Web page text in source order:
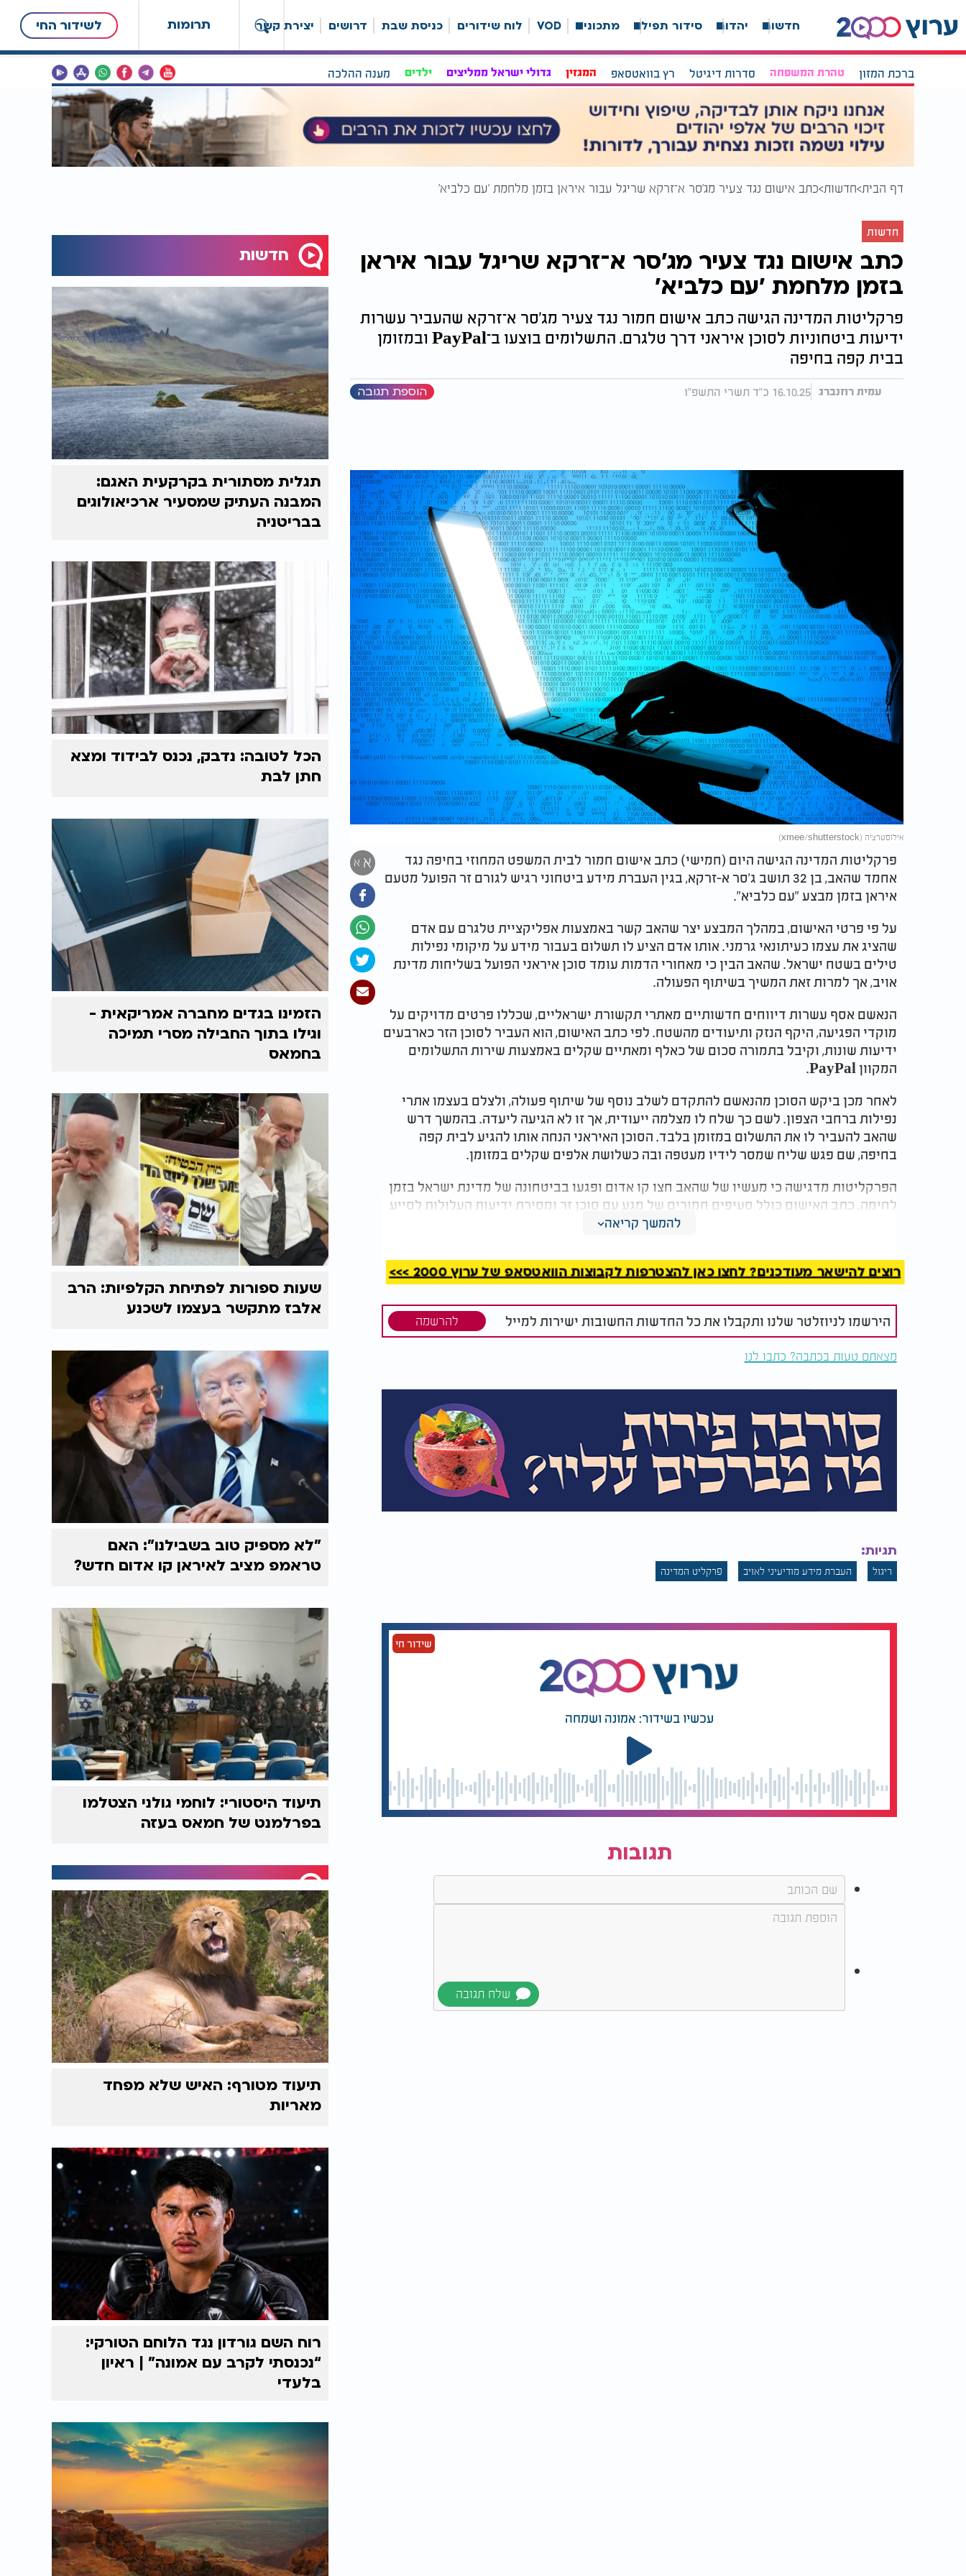
תרומות לשידור החי חדשות יהדות סידור תפילה מתכונים VOD לוח שידורים כניסת שבת דרושים יצירת קשר
ברכת המזון טהרת המשפחה סדרות דיגיטל רץ בוואטסאפ המגזין גדולי ישראל ממליצים ילדים מענה ההלכה
דף הבית חדשות כתב אישום נגד צעיר מג'סר א־זרקא שריגל עבור איראן בזמן מלחמת 'עם כלביא'
חדשות
כתב אישום נגד צעיר מג'סר א־זרקא שריגל עבור איראן
בזמן מלחמת 'עם כלביא'
פרקליטות המדינה הגישה כתב אישום חמור נגד צעיר מג'סר א־זרקא שהעביר עשרות
ידיעות ביטחוניות לסוכן איראני דרך טלגרם. התשלומים בוצעו ב־PayPal ובמזומן
בבית קפה בחיפה
עמית רוזנברג 16.10.25 כ"ד תשרי התשפ"ו הוספת תגובה
אילוסטרציה (xmee/shutterstock)
א א
פרקליטות המדינה הגישה היום (חמישי) כתב אישום חמור לבית המשפט המחוזי בחיפה נגד
אחמד שהאב, בן 32 תושב ג'סר א-זרקא, בגין העברת מידע ביטחוני רגיש לגורם זר הפועל מטעם
איראן בזמן מבצע "עם כלביא".
על פי פרטי האישום, במהלך המבצע יצר שהאב קשר באמצעות אפליקציית טלגרם עם אדם
שהציג את עצמו כעיתונאי גרמני. אותו אדם הציע לו תשלום בעבור מידע על מיקומי נפילות
טילים בשטח ישראל. שהאב הבין כי מאחורי הדמות עומד סוכן איראני הפועל בשליחות מדינת
אויב, אך למרות זאת המשיך בשיתוף הפעולה.
הנאשם אסף עשרות דיווחים חדשותיים מאתרי תקשורת ישראליים, שכללו פרטים מדויקים על
מוקדי הפגיעה, היקף הנזק ותיעודים מהשטח. לפי כתב האישום, הוא העביר לסוכן הזר כארבעים
ידיעות שונות, וקיבל בתמורה סכום של כאלף ומאתיים שקלים באמצעות שירות התשלומים
המקוון PayPal
.
לאחר מכן ביקש הסוכן מהנאשם להתקדם לשלב נוסף של שיתוף פעולה, ולצלם בעצמו אתרי
נפילות ברחבי הצפון. לשם כך שלח לו מצלמה ייעודית, אך זו לא הגיעה ליעדה. בהמשך דרש
שהאב להעביר לו את התשלום במזומן בלבד. הסוכן האיראני הנחה אותו להגיע לבית קפה
בחיפה, שם פגש שליח שמסר לידיו מעטפה ובה כשלושת אלפים שקלים במזומן.
הפרקליטות מדגישה כי מעשיו של שהאב חצו קו אדום ופגעו בביטחונה של מדינת ישראל בזמן
לחימה. כתב האישום כולל סעיפים חמורים של מגע עם סוכן זר ומסירת ידיעות העלולות לסייע
לאויב. בפרקליטות ציינו כי מדובר בעבירה הפוגעת בליבת הביטחון הלאומי, וכי הם יפעלו
להמשך קריאה
רוצים להישאר מעודכנים? לחצו כאן להצטרפות לקבוצות הוואטסאפ של ערוץ 2000 >>>
הירשמו לניוזלטר שלנו ותקבלו את כל החדשות החשובות ישירות למייל להרשמה
מצאתם טעות בכתבה? כתבו לנו
תגיות:
ריגול העברת מידע מודיעיני לאויב פרקליט המדינה
שידור חי
עכשיו בשידור: אמונה ושמחה
תגובות
חדשות
תגלית מסתורית בקרקעית האגם:
המבנה העתיק שמסעיר ארכיאולוגים
בבריטניה
הכל לטובה: נדבק, נכנס לבידוד ומצא
חתן לבת
הזמינו בגדים מחברה אמריקאית -
וגילו בתוך החבילה מסרי תמיכה
בחמאס
שעות ספורות לפתיחת הקלפיות: הרב
אלבז מתקשר בעצמו לשכנע
"לא מספיק טוב בשבילנו": האם
טראמפ מציב לאיראן קו אדום חדש?
תיעוד היסטורי: לוחמי גולני הצטלמו
בפרלמנט של חמאס בעזה
תיעוד מטורף: האיש שלא מפחד
מאריות
רוח השם גורדון נגד הלוחם הטורקי:
“נכנסתי לקרב עם אמונה” | ראיון
בלעדי